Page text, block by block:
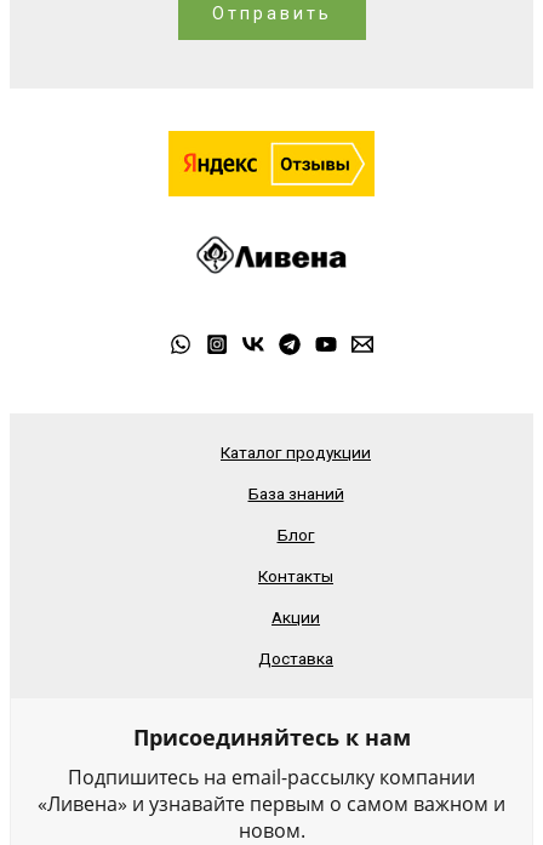
Отправить
Каталог продукции
База знаний
Блог
Контакты
Акции
Доставка
Присоединяйтесь к нам
Подпишитесь на email-рассылку компании
«Ливена» и узнавайте первым о самом важном и
новом.